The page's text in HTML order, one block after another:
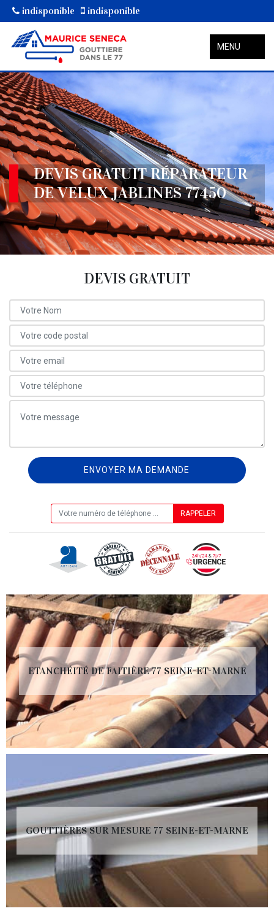
indisponible indisponible
MENU
DEVIS GRATUIT RÉPARATEUR
DE VELUX JABLINES 77450
DEVIS GRATUIT
ETANCHÉITÉ DE FAITIÈRE 77 SEINE-ET-MARNE
GOUTTIÈRES SUR MESURE 77 SEINE-ET-MARNE